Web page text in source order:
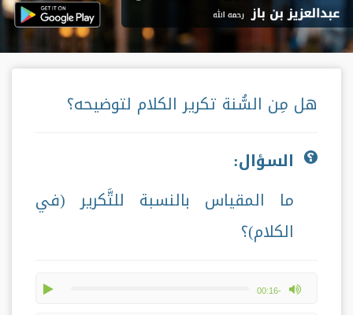
هل مِن السُّنة تكرير الكلام لتوضيحه؟
السؤال:
ما المقياس بالنسبة للتَّكرير (في
الكلام)؟
-00:16
max volume